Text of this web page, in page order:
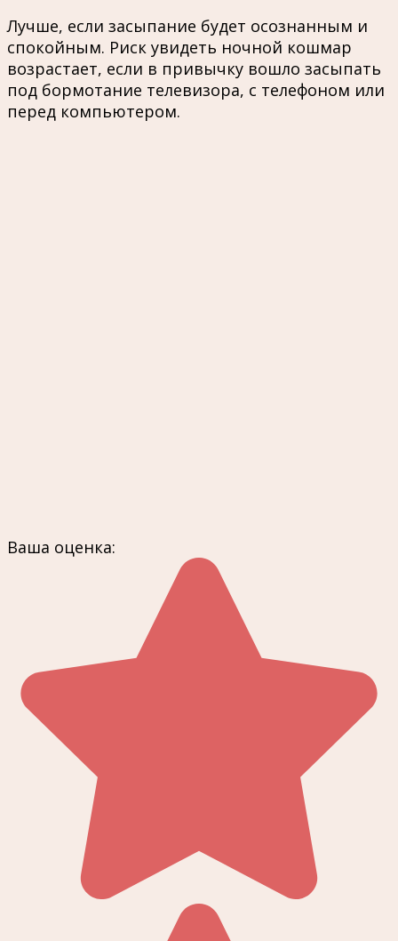
Лучше, если засыпание будет осознанным и
спокойным. Риск увидеть ночной кошмар
возрастает, если в привычку вошло засыпать
под бормотание телевизора, с телефоном или
перед компьютером.
Ваша оценка: